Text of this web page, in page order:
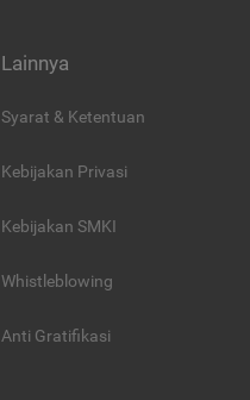
Lainnya
Syarat & Ketentuan
Kebijakan Privasi
Kebijakan SMKI
Whistleblowing
Anti Gratifikasi